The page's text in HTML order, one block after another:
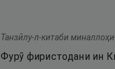
Танзӣлу-л-китаби
Фурӯ фиристодани ин